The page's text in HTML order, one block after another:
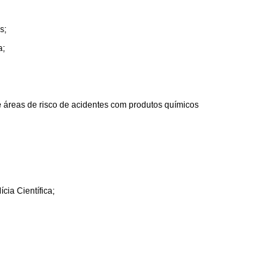
de risco de acidentes com produtos químicos
Científica;